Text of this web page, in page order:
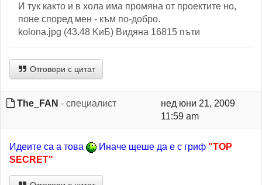
И тук както и в хола има промяна от проектите но,
поне според мен - към по-добро.
kolona.jpg (43.48 KиБ) Видяна 16815 пъти
Отговори с цитат
The_FAN - специалист
нед юни 21, 2009
11:59 am
Идеите са а това Иначе щеше да е с гриф "TOP
SECRET"